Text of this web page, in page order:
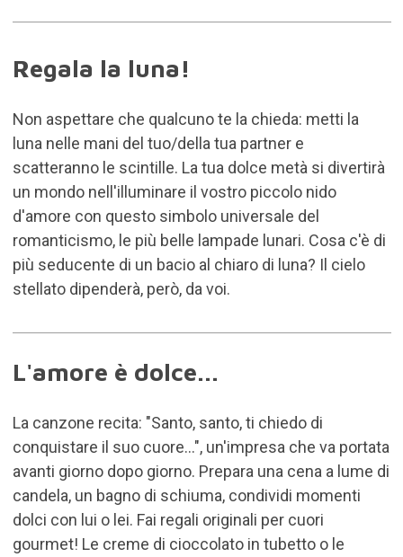
Regala la luna!
Non aspettare che qualcuno te la chieda: metti la
luna nelle mani del tuo/della tua partner e
scatteranno le scintille. La tua dolce metà si divertirà
un mondo nell'illuminare il vostro piccolo nido
d'amore con questo simbolo universale del
romanticismo, le più belle lampade lunari. Cosa c'è di
più seducente di un bacio al chiaro di luna? Il cielo
stellato dipenderà, però, da voi.
L'amore è dolce...
La canzone recita: "Santo, santo, ti chiedo di
conquistare il suo cuore...", un'impresa che va portata
avanti giorno dopo giorno. Prepara una cena a lume di
candela, un bagno di schiuma, condividi momenti
dolci con lui o lei. Fai regali originali per cuori
gourmet! Le creme di cioccolato in tubetto o le